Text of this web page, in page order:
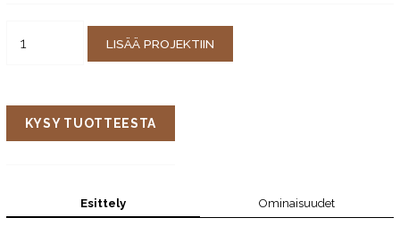
LISÄÄ PROJEKTIIN
KYSY TUOTTEESTA
Esittely Ominaisuudet